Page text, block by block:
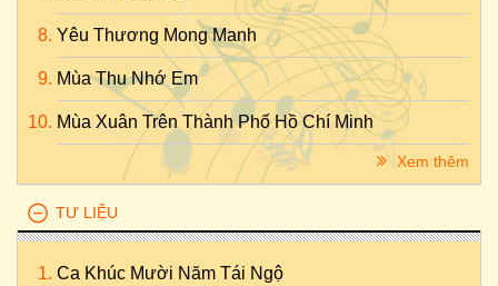
Yêu Thương Mong Manh
Mùa Thu Nhớ Em
Mùa Xuân Trên Thành Phố Hồ Chí Minh
Xem thêm
TƯ LIỆU
Ca Khúc Mười Năm Tái Ngộ